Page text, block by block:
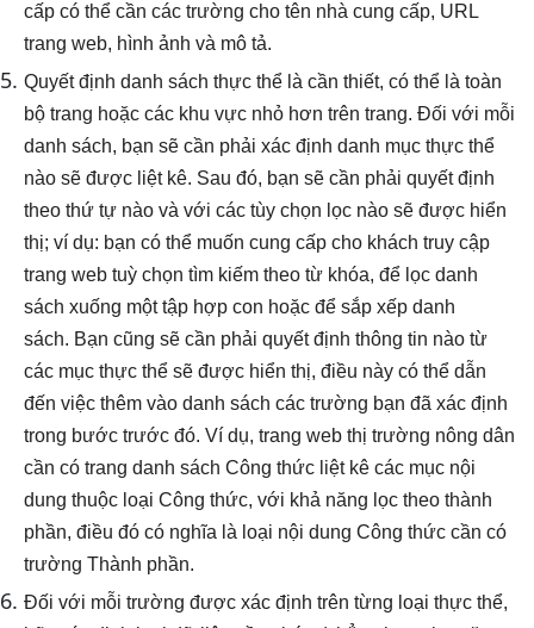
cấp có thể cần các trường cho tên nhà cung cấp, URL
trang web, hình ảnh và mô tả.
Quyết định danh sách thực thể là cần thiết, có thể là toàn
bộ trang hoặc các khu vực nhỏ hơn trên trang. Đối với mỗi
danh sách, bạn sẽ cần phải xác định danh mục thực thể
nào sẽ được liệt kê. Sau đó, bạn sẽ cần phải quyết định
theo thứ tự nào và với các tùy chọn lọc nào sẽ được hiển
thị; ví dụ: bạn có thể muốn cung cấp cho khách truy cập
trang web tuỳ chọn tìm kiếm theo từ khóa, để lọc danh
sách xuống một tập hợp con hoặc để sắp xếp danh
sách. Bạn cũng sẽ cần phải quyết định thông tin nào từ
các mục thực thể sẽ được hiển thị, điều này có thể dẫn
đến việc thêm vào danh sách các trường bạn đã xác định
trong bước trước đó. Ví dụ, trang web thị trường nông dân
cần có trang danh sách Công thức liệt kê các mục nội
dung thuộc loại Công thức, với khả năng lọc theo thành
phần, điều đó có nghĩa là loại nội dung Công thức cần có
trường Thành phần.
Đối với mỗi trường được xác định trên từng loại thực thể,